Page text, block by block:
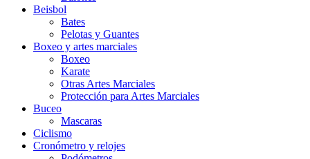
Beisbol
Bates
Pelotas y Guantes
Boxeo y artes marciales
Boxeo
Karate
Otras Artes Marciales
Protección para Artes Marciales
Buceo
Mascaras
Ciclismo
Cronómetro y relojes